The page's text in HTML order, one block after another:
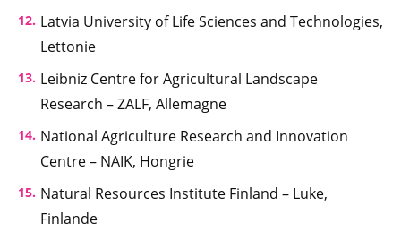
Latvia University of Life Sciences and Technologies,
Lettonie
Leibniz Centre for Agricultural Landscape
Research – ZALF, Allemagne
National Agriculture Research and Innovation
Centre – NAIK, Hongrie
Natural Resources Institute Finland – Luke,
Finlande